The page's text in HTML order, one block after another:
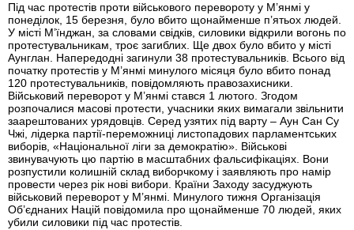
Під час протестів проти військового перевороту у М’янмі у
понеділок, 15 березня, було вбито щонайменше п’ятьох людей.
У місті М’їнджан, за словами свідків, силовики відкрили вогонь по
протестувальникам, троє загиблих. Ще двох було вбито у місті
Аунглан. Напередодні загинули 38 протестувальників. Всього від
початку протестів у М’янмі минулого місяця було вбито понад
120 протестувальників, повідомляють правозахисники.
Військовий переворот у М’янмі стався 1 лютого. Згодом
розпочалися масові протести, учасники яких вимагали звільнити
заарештованих урядовців. Серед узятих під варту – Аун Сан Су
Чжі, лідерка партії-переможниці листопадових парламентських
виборів, «Національної ліги за демократію». Військові
звинувачують цю партію в масштабних фальсифікаціях. Вони
розпустили колишній склад виборчкому і заявляють про намір
провести через рік нові вибори. Країни Заходу засуджують
військовий переворот у М’янмі. Минулого тижня Організація
Об’єднаних Націй повідомила про щонайменше 70 людей, яких
убили силовики під час протестів.